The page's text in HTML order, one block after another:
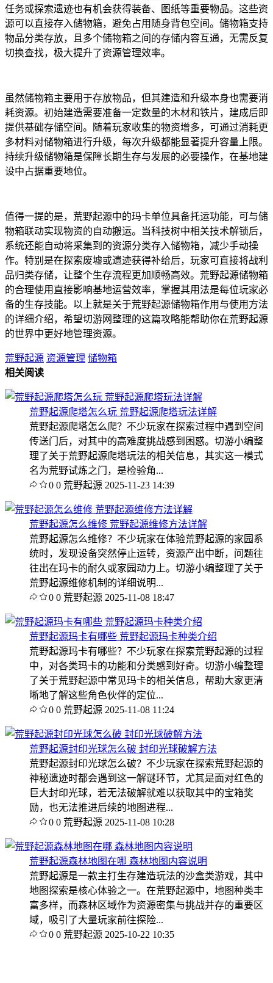
任务或探索遗迹也有机会获得装备、图纸等重要物品。这些资
源可以直接存入储物箱，避免占用随身背包空间。储物箱支持
物品分类存放，且多个储物箱之间的存储内容互通，无需反复
切换查找，极大提升了资源管理效率。
虽然储物箱主要用于存放物品，但其建造和升级本身也需要消
耗资源。初始建造需要准备一定数量的木材和铁片，建成后即
提供基础存储空间。随着玩家收集的物资增多，可通过消耗更
多材料对储物箱进行升级，每次升级都能显著提升容量上限。
持续升级储物箱是保障长期生存与发展的必要操作，在基地建
设中占据重要地位。
值得一提的是，荒野起源中的玛卡单位具备托运功能，可与储
物箱联动实现物资的自动搬运。当科技树中相关技术解锁后，
系统还能自动将采集到的资源分类存入储物箱，减少手动操
作。特别是在探索废墟或遗迹获得补给后，玩家可直接将战利
品归类存储，让整个生存流程更加顺畅高效。荒野起源储物箱
的合理使用直接影响基地运营效率，掌握其用法是每位玩家必
备的生存技能。以上就是关于荒野起源储物箱作用与使用方法
的详细介绍，希望切游网整理的这篇攻略能帮助你在荒野起源
的世界中更好地管理资源。
荒野起源 资源管理 储物箱
相关阅读
荒野起源爬塔怎么玩 荒野起源爬塔玩法详解
荒野起源爬塔怎么爬？不少玩家在探索过程中遇到空间
传送门后，对其中的高难度挑战感到困惑。切游小编整
理了关于荒野起源爬塔玩法的相关信息，其实这一模式
名为荒野试炼之门，是检验角...
0 0 荒野起源 2025-11-23 14:39
荒野起源怎么维修 荒野起源维修方法详解
荒野起源怎么维修？不少玩家在体验荒野起源的家园系
统时，发现设备突然停止运转，资源产出中断，问题往
往出在玛卡的耐久或家园动力上。切游小编整理了关于
荒野起源维修机制的详细说明...
0 0 荒野起源 2025-11-08 18:47
荒野起源玛卡有哪些 荒野起源玛卡种类介绍
荒野起源玛卡有哪些？不少玩家在探索荒野起源的过程
中，对各类玛卡的功能和分类感到好奇。切游小编整理
了关于荒野起源中常见玛卡的相关信息，帮助大家更清
晰地了解这些角色伙伴的定位...
0 0 荒野起源 2025-11-08 11:24
荒野起源封印光球怎么破 封印光球破解方法
荒野起源封印光球怎么破？不少玩家在探索荒野起源的
神秘遗迹时都会遇到这一解谜环节，尤其是面对红色的
巨大封印光球，若无法破解就难以获取其中的宝箱奖
励，也无法推进后续的地图进程...
0 0 荒野起源 2025-11-08 10:28
荒野起源森林地图在哪 森林地图内容说明
荒野起源是一款主打生存建造玩法的沙盒类游戏，其中
地图探索是核心体验之一。在荒野起源中，地图种类丰
富多样，而森林区域作为资源密集与挑战并存的重要区
域，吸引了大量玩家前往探险...
0 0 荒野起源 2025-10-22 10:35